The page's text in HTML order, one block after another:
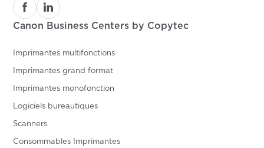
Canon Business Centers by Copytec
Imprimantes multifonctions
Imprimantes grand format
Imprimantes monofonction
Logiciels bureautiques
Scanners
Consommables Imprimantes